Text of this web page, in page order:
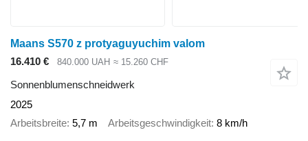
Maans S570 z protyaguyuchim valom
16.410 €
840.000 UAH ≈ 15.260 CHF
Sonnenblumenschneidwerk
2025
Arbeitsbreite 5,7 m Arbeitsgeschwindigkeit 8 km/h